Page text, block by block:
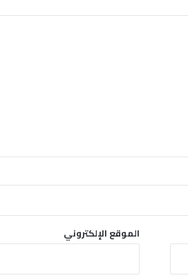
الموقع الإلكتروني